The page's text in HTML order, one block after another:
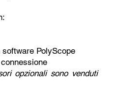
PolyScope
opzionali sono venduti